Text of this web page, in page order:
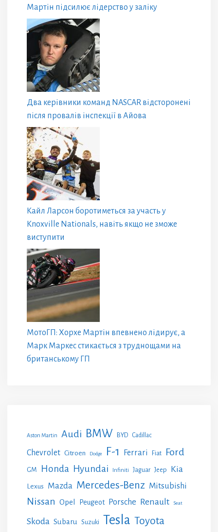
Мартін підсилює лідерство у заліку
Два керівники команд NASCAR відсторонені
після провалів інспекції в Айова
Кайл Ларсон боротиметься за участь у
Knoxville Nationals, навіть якщо не зможе
виступити
МотоГП: Хорхе Мартін впевнено лідирує, а
Марк Маркес стикається з труднощами на
британському ГП
Aston Martin Audi BMW BYD Cadillac
Chevrolet Citroen Dodge F-1 Ferrari Fiat Ford
GM Honda Hyundai Infiniti Jaguar Jeep Kia
Lexus Mazda Mercedes-Benz Mitsubishi
Nissan Opel Peugeot Porsche Renault Seat
Skoda Subaru Suzuki Tesla Toyota